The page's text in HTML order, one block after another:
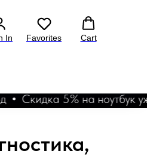
In Favorites Cart
5% на ноутбук уже в